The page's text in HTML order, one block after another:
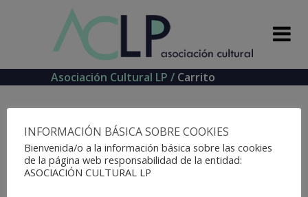
Asociación Cultural LP / Carrito
Your cart is currently
empty.
INFORMACIÓN BÁSICA SOBRE COOKIES
Bienvenida/o a la información básica sobre las cookies
de la página web responsabilidad de la entidad:
ASOCIACIÓN CULTURAL LP